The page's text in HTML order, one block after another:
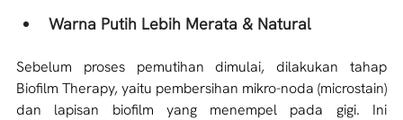
Warna Putih Lebih Merata & Natural
Sebelum proses pemutihan dimulai, dilakukan tahap
Biofilm Therapy, yaitu pembersihan mikro-noda (microstain)
dan lapisan biofilm yang menempel pada gigi. Ini